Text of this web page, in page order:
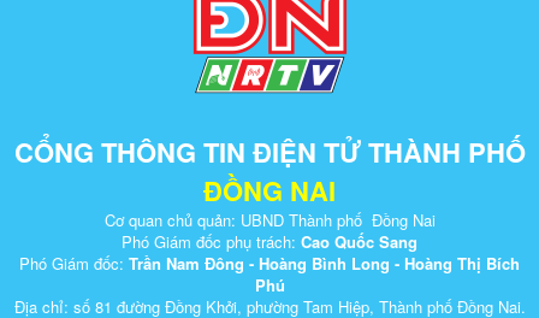
CỔNG THÔNG TIN ĐIỆN TỬ THÀNH PHỐ
ĐỒNG NAI
Cơ quan chủ quản: UBND Thành phố Đồng Nai
Phó Giám đốc phụ trách: Cao Quốc Sang
Phó Giám đốc: Trần Nam Đông - Hoàng Bình Long - Hoàng Thị Bích
Phú
Địa chỉ: số 81 đường Đồng Khởi, phường Tam Hiệp, Thành phố Đồng Nai.